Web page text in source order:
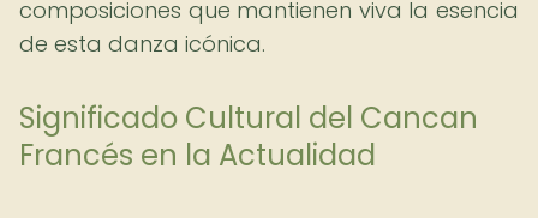
composiciones que mantienen viva la esencia
de esta danza icónica.
Significado Cultural del Cancan
Francés en la Actualidad